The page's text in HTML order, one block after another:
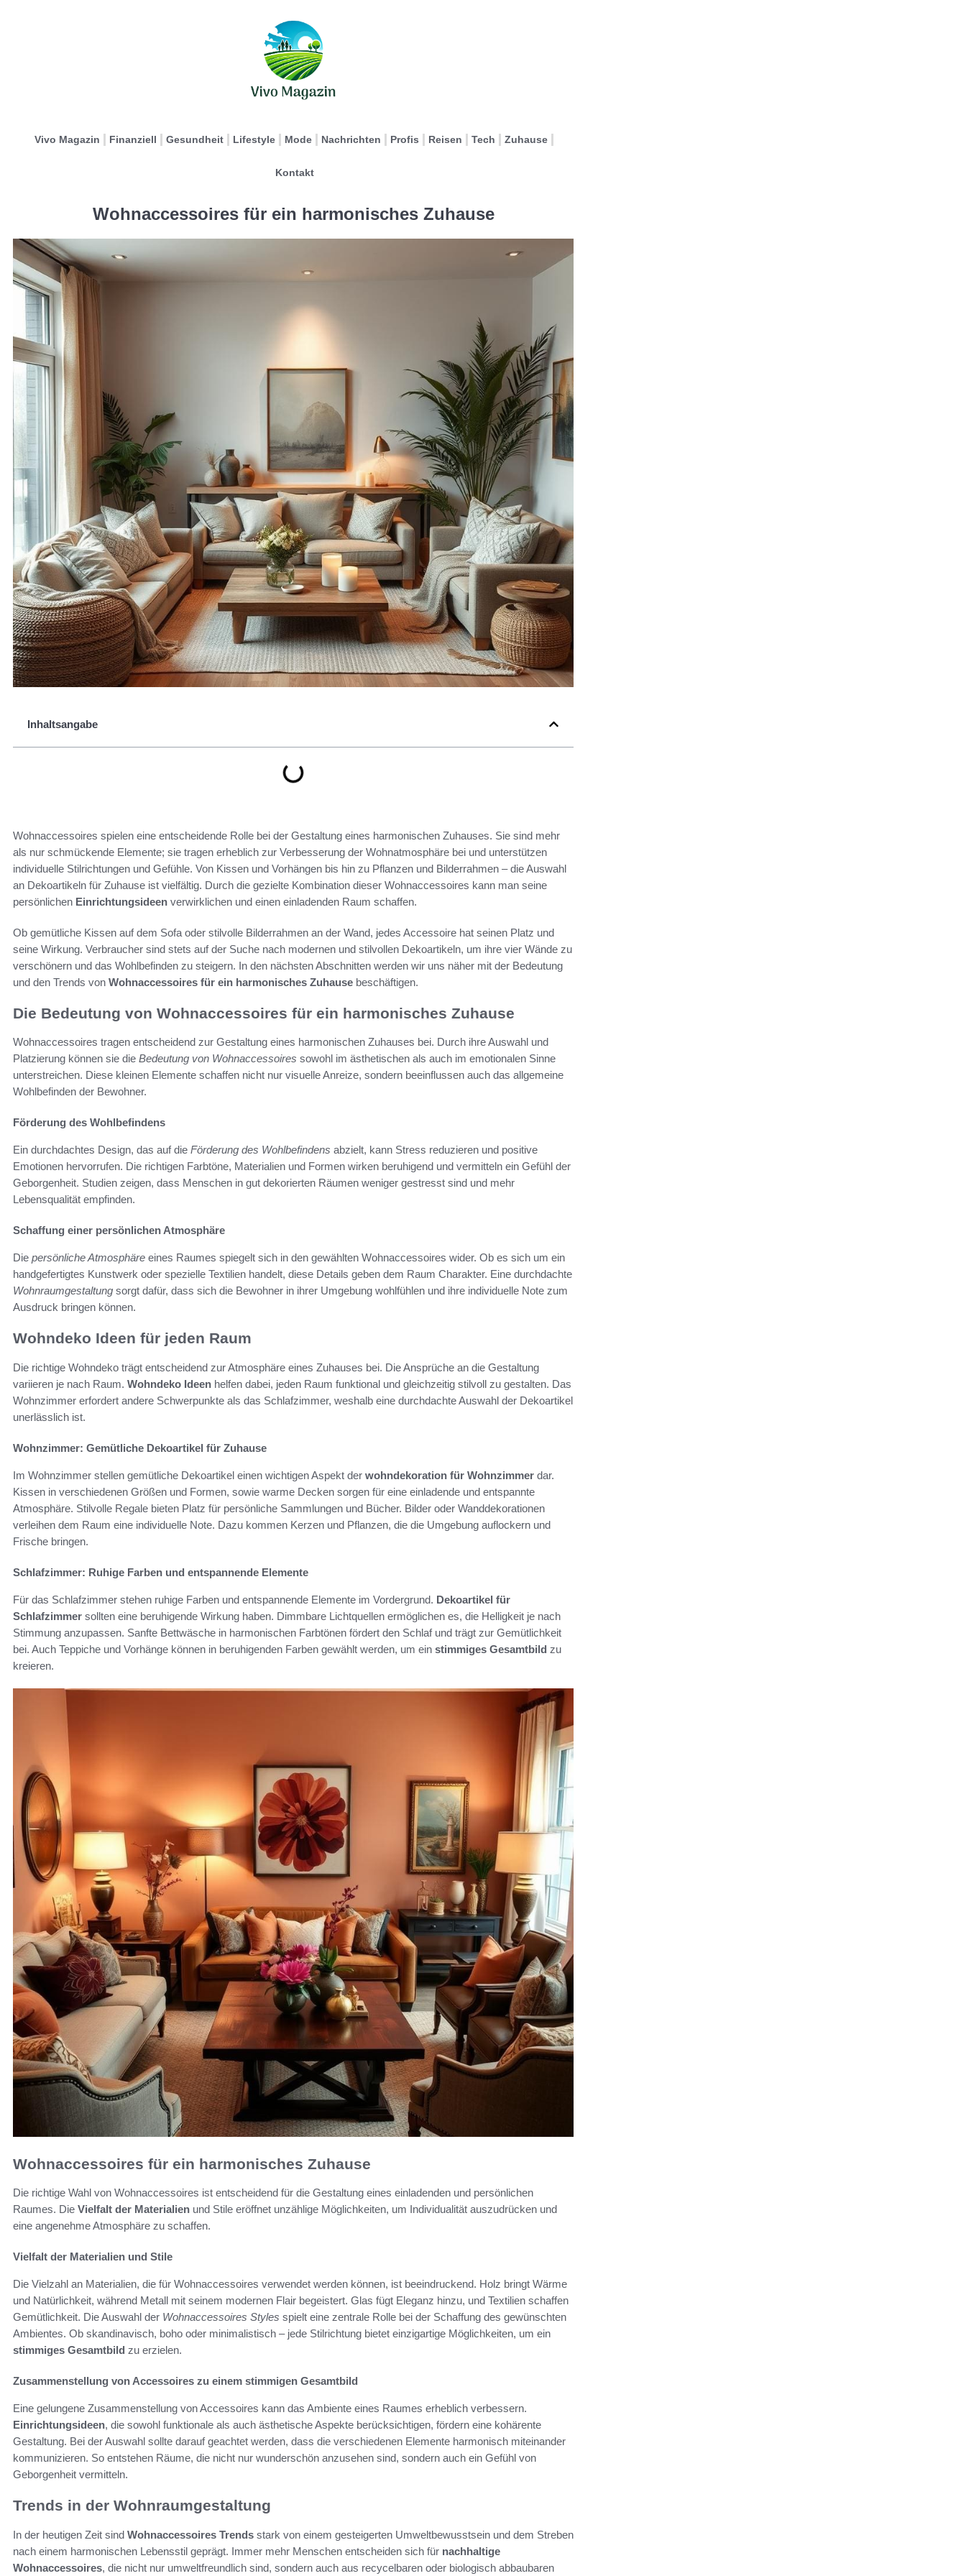
Vivo Magazin Finanziell Gesundheit Lifestyle Mode Nachrichten Profis Reisen Tech Zuhause
Kontakt
Wohnaccessoires für ein harmonisches Zuhause
Inhaltsangabe
Wohnaccessoires spielen eine entscheidende Rolle bei der Gestaltung eines harmonischen Zuhauses. Sie sind mehr
als nur schmückende Elemente; sie tragen erheblich zur Verbesserung der Wohnatmosphäre bei und unterstützen
individuelle Stilrichtungen und Gefühle. Von Kissen und Vorhängen bis hin zu Pflanzen und Bilderrahmen – die Auswahl
an Dekoartikeln für Zuhause ist vielfältig. Durch die gezielte Kombination dieser Wohnaccessoires kann man seine
persönlichen Einrichtungsideen verwirklichen und einen einladenden Raum schaffen.
Ob gemütliche Kissen auf dem Sofa oder stilvolle Bilderrahmen an der Wand, jedes Accessoire hat seinen Platz und
seine Wirkung. Verbraucher sind stets auf der Suche nach modernen und stilvollen Dekoartikeln, um ihre vier Wände zu
verschönern und das Wohlbefinden zu steigern. In den nächsten Abschnitten werden wir uns näher mit der Bedeutung
und den Trends von Wohnaccessoires für ein harmonisches Zuhause beschäftigen.
Die Bedeutung von Wohnaccessoires für ein harmonisches Zuhause
Wohnaccessoires tragen entscheidend zur Gestaltung eines harmonischen Zuhauses bei. Durch ihre Auswahl und
Platzierung können sie die Bedeutung von Wohnaccessoires sowohl im ästhetischen als auch im emotionalen Sinne
unterstreichen. Diese kleinen Elemente schaffen nicht nur visuelle Anreize, sondern beeinflussen auch das allgemeine
Wohlbefinden der Bewohner.
Förderung des Wohlbefindens
Ein durchdachtes Design, das auf die Förderung des Wohlbefindens abzielt, kann Stress reduzieren und positive
Emotionen hervorrufen. Die richtigen Farbtöne, Materialien und Formen wirken beruhigend und vermitteln ein Gefühl der
Geborgenheit. Studien zeigen, dass Menschen in gut dekorierten Räumen weniger gestresst sind und mehr
Lebensqualität empfinden.
Schaffung einer persönlichen Atmosphäre
Die persönliche Atmosphäre eines Raumes spiegelt sich in den gewählten Wohnaccessoires wider. Ob es sich um ein
handgefertigtes Kunstwerk oder spezielle Textilien handelt, diese Details geben dem Raum Charakter. Eine durchdachte
Wohnraumgestaltung sorgt dafür, dass sich die Bewohner in ihrer Umgebung wohlfühlen und ihre individuelle Note zum
Ausdruck bringen können.
Wohndeko Ideen für jeden Raum
Die richtige Wohndeko trägt entscheidend zur Atmosphäre eines Zuhauses bei. Die Ansprüche an die Gestaltung
variieren je nach Raum. Wohndeko Ideen helfen dabei, jeden Raum funktional und gleichzeitig stilvoll zu gestalten. Das
Wohnzimmer erfordert andere Schwerpunkte als das Schlafzimmer, weshalb eine durchdachte Auswahl der Dekoartikel
unerlässlich ist.
Wohnzimmer: Gemütliche Dekoartikel für Zuhause
Im Wohnzimmer stellen gemütliche Dekoartikel einen wichtigen Aspekt der wohndekoration für Wohnzimmer dar.
Kissen in verschiedenen Größen und Formen, sowie warme Decken sorgen für eine einladende und entspannte
Atmosphäre. Stilvolle Regale bieten Platz für persönliche Sammlungen und Bücher. Bilder oder Wanddekorationen
verleihen dem Raum eine individuelle Note. Dazu kommen Kerzen und Pflanzen, die die Umgebung auflockern und
Frische bringen.
Schlafzimmer: Ruhige Farben und entspannende Elemente
Für das Schlafzimmer stehen ruhige Farben und entspannende Elemente im Vordergrund. Dekoartikel für
Schlafzimmer sollten eine beruhigende Wirkung haben. Dimmbare Lichtquellen ermöglichen es, die Helligkeit je nach
Stimmung anzupassen. Sanfte Bettwäsche in harmonischen Farbtönen fördert den Schlaf und trägt zur Gemütlichkeit
bei. Auch Teppiche und Vorhänge können in beruhigenden Farben gewählt werden, um ein stimmiges Gesamtbild zu
kreieren.
Wohnaccessoires für ein harmonisches Zuhause
Die richtige Wahl von Wohnaccessoires ist entscheidend für die Gestaltung eines einladenden und persönlichen
Raumes. Die Vielfalt der Materialien und Stile eröffnet unzählige Möglichkeiten, um Individualität auszudrücken und
eine angenehme Atmosphäre zu schaffen.
Vielfalt der Materialien und Stile
Die Vielzahl an Materialien, die für Wohnaccessoires verwendet werden können, ist beeindruckend. Holz bringt Wärme
und Natürlichkeit, während Metall mit seinem modernen Flair begeistert. Glas fügt Eleganz hinzu, und Textilien schaffen
Gemütlichkeit. Die Auswahl der Wohnaccessoires Styles spielt eine zentrale Rolle bei der Schaffung des gewünschten
Ambientes. Ob skandinavisch, boho oder minimalistisch – jede Stilrichtung bietet einzigartige Möglichkeiten, um ein
stimmiges Gesamtbild zu erzielen.
Zusammenstellung von Accessoires zu einem stimmigen Gesamtbild
Eine gelungene Zusammenstellung von Accessoires kann das Ambiente eines Raumes erheblich verbessern.
Einrichtungsideen, die sowohl funktionale als auch ästhetische Aspekte berücksichtigen, fördern eine kohärente
Gestaltung. Bei der Auswahl sollte darauf geachtet werden, dass die verschiedenen Elemente harmonisch miteinander
kommunizieren. So entstehen Räume, die nicht nur wunderschön anzusehen sind, sondern auch ein Gefühl von
Geborgenheit vermitteln.
Trends in der Wohnraumgestaltung
In der heutigen Zeit sind Wohnaccessoires Trends stark von einem gesteigerten Umweltbewusstsein und dem Streben
nach einem harmonischen Lebensstil geprägt. Immer mehr Menschen entscheiden sich für nachhaltige
Wohnaccessoires, die nicht nur umweltfreundlich sind, sondern auch aus recycelbaren oder biologisch abbaubaren